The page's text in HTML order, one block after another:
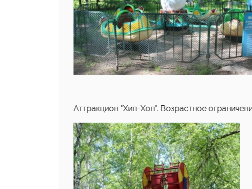
Аттракцион "Хип-Хоп". Возрастное